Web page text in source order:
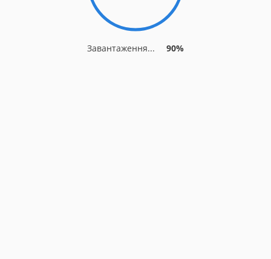
Завантаження... 90%